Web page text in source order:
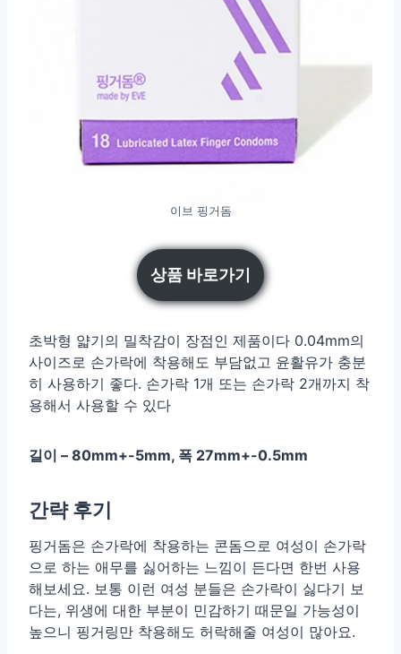
이브 핑거돔
상품 바로가기
초박형 얇기의 밀착감이 장점인 제품이다 0.04mm의
사이즈로 손가락에 착용해도 부담없고 윤활유가 충분
히 사용하기 좋다. 손가락 1개 또는 손가락 2개까지 착
용해서 사용할 수 있다
길이 – 80mm+-5mm, 폭 27mm+-0.5mm
간략 후기
핑거돔은 손가락에 착용하는 콘돔으로 여성이 손가락
으로 하는 애무를 싫어하는 느낌이 든다면 한번 사용
해보세요. 보통 이런 여성 분들은 손가락이 싫다기 보
다는, 위생에 대한 부분이 민감하기 때문일 가능성이
높으니 핑거링만 착용해도 허락해줄 여성이 많아요.